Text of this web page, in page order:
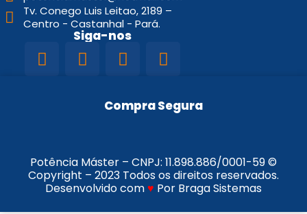
Tv. Conego Luis Leitao, 2189 –
Centro - Castanhal - Pará.
Siga-nos
Compra Segura
Potência Máster – CNPJ: 11.898.886/0001-59©
Copyright – 2023 Todos os direitos reservados.
Desenvolvido com♥ Por Braga Sistemas